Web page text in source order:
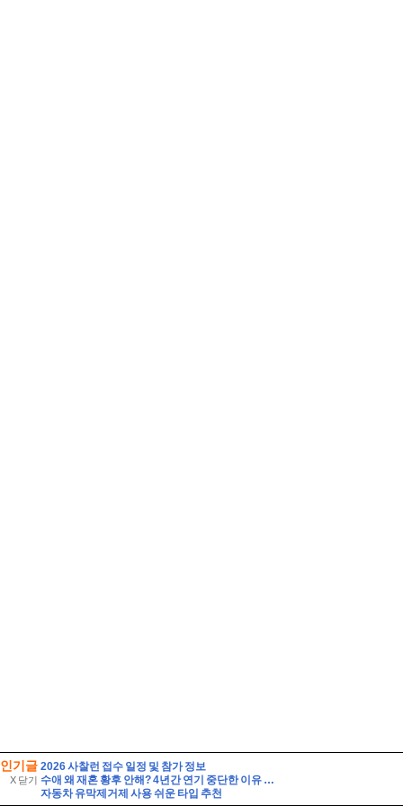
인기글
X 닫기
2026 사찰런 접수 일정 및 참가 정보
수애 왜 재혼 황후 안해? 4년간 연기 중단한 이유 ft 차기작
자동차 유막제거제 사용 쉬운 타입 추천